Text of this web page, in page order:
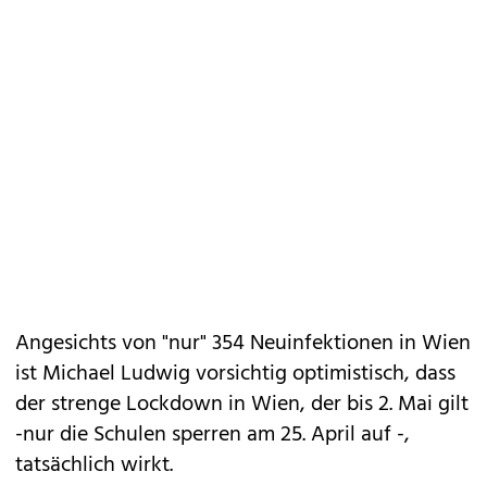
Angesichts von "nur" 354 Neuinfektionen in Wien
ist Michael Ludwig vorsichtig optimistisch, dass
der strenge Lockdown in Wien, der bis 2. Mai gilt
-nur die Schulen sperren am 25. April auf -,
tatsächlich wirkt.